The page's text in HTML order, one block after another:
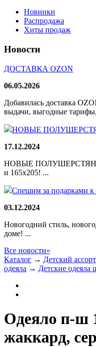
Новинки
Распродажа
Хиты продаж
Новости
ДОСТАВКА OZON
06.05.2026
Добавилась доставка
выдачи, выгодные
НОВЫЕ
17.12.2024
НОВЫЕ
и 165х205! ...
Спешим за подарками
03.12.2024
Новогодний стиль,
доме! ...
Все новости»
Каталог → Детский
одеяла → Детские одеяла
Одеяло п-ш
жаккард,